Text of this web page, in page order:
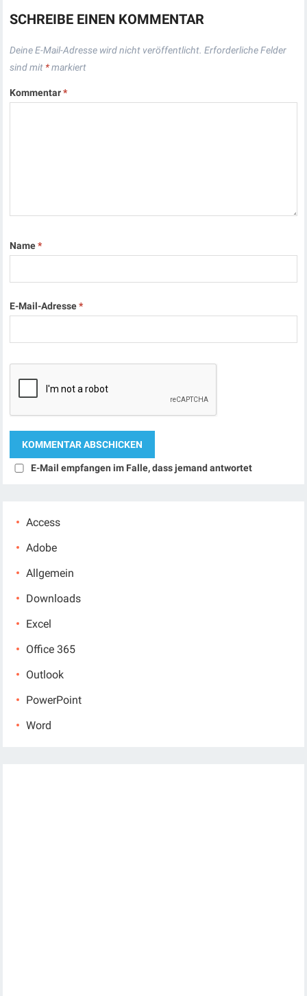
SCHREIBE EINEN KOMMENTAR
Deine E-Mail-Adresse wird nicht veröffentlicht. Erforderliche Felder
sind mit *markiert
Kommentar*
Name*
E-Mail-Adresse*
E-Mail empfangen im Falle, dass jemand antwortet
Access
Adobe
Allgemein
Downloads
Excel
Office 365
Outlook
PowerPoint
Word